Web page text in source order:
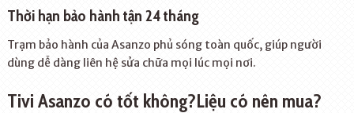
Thời hạn bảo hành tận 24 tháng
Trạm bảo hành của Asanzo phủ sóng toàn quốc, giúp người
dùng dễ dàng liên hệ sửa chữa mọi lúc mọi nơi.
Tivi Asanzo có tốt không?Liệu có nên mua?